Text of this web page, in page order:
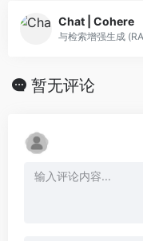
Chat | Cohere
暂无评论